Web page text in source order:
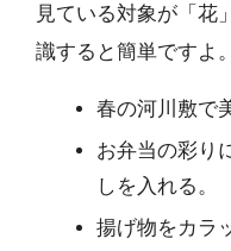
見ている対象が「花
識すると簡単ですよ。
春の河川敷で
お弁当の彩り
しを入れる。
揚げ物をカラ